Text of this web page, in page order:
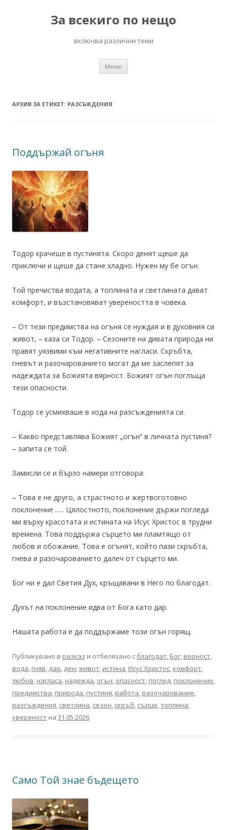
За всекиго по нещо
включва различни теми
Меню
АРХИВ ЗА ЕТИКЕТ: РАЗСЪЖДЕНИЯ
Поддържай огъня
Тодор крачеше в пустинята. Скоро денят щеше да
приключи и щеше да стане хладно. Нужен му бе огън.
Той пречиства водата, а топлината и светлината дават
комфорт, и възстановяват увереността в човека.
– От тези предимства на огъня се нуждая и в духовния си
живот, – каза си Тодор. – Сезоните на дивата природа ни
правят уязвими към негативните нагласи. Скръбта,
гневът и разочарованието могат да ме заслепят за
надеждата за Божията вярност. Божият огън поглъща
тези опасности.
Тодор се усмихваше в хода на разсъжденията си.
– Какво представлява Божият „огън“ в личната пустиня?
– запита се той.
Замисли се и бързо намери отговора:
– Това е не друго, а страстното и жертвоготовно
поклонение ….. Цялостното, поклонение държи погледа
ми върху красотата и истината на Исус Христос в трудни
времена. Това поддържа сърцето ми пламтящо от
любов и обожание. Това е огънят, който пази скръбта,
гнева и разочарованието далеч от сърцето ми.
Бог ни е дал Светия Дух, кръщавани в Него по благодат.
Духът на поклонение идва от Бога като дар.
Нашата работа е да поддържаме този огън горящ.
Публикувано в разказ и отбелязано с благодат, Бог, верност,
вода, гняв, дар, ден,живот, истина, Исус Христос, комфорт,
любов, нагласа, надежда, огън, опасност, поглед, поклонение,
предимства, природа, пустиня, работа, разочарование,
разсъждения, светлина, сезон, скръб, сърце,топлина,
увереност на 31.05.2026.
Само Той знае бъдещето